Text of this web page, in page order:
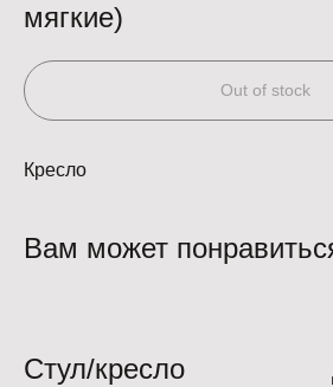
мягкие)
Out of stock
Кресло
Вам может
Стул/кресло